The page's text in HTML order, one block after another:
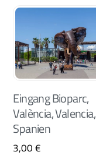
Eingang Bioparc,
València, Valencia,
Spanien
3,00€